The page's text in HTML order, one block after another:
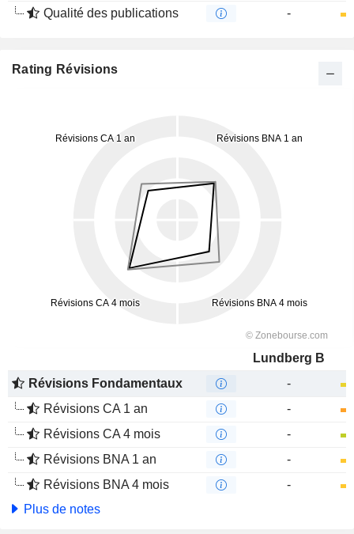
Qualité des publications
-
Rating Révisions
Lundberg B
Révisions Fondamentaux
-
Révisions CA 1 an
-
Révisions CA 4 mois
-
Révisions BNA 1 an
-
Révisions BNA 4 mois
-
Plus de notes